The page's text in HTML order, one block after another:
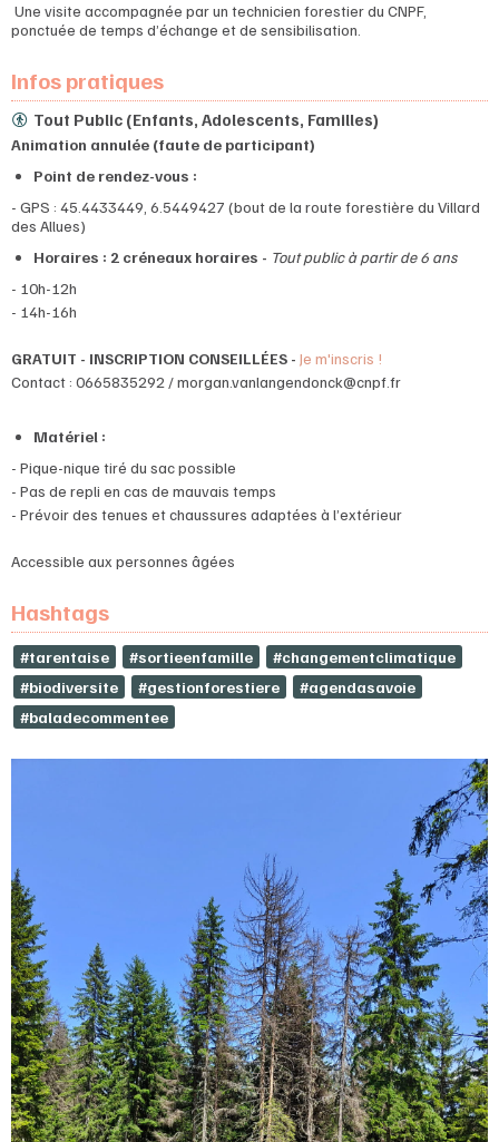
Une visite accompagnée par un technicien forestier du CNPF,
ponctuée de temps d’échange et de sensibilisation.
Infos pratiques
Tout Public (Enfants, Adolescents, Familles)
Animation annulée (faute de participant)
Point de rendez-vous :
- GPS : 45.4433449, 6.5449427 (bout de la route forestière du Villard
des Allues)
Horaires : 2 créneaux horaires - Tout public à partir de 6 ans
- 10h-12h
- 14h-16h
GRATUIT - INSCRIPTION CONSEILLÉES - Je m'inscris !
Contact : 0665835292 / morgan.vanlangendonck@cnpf.fr
Matériel :
- Pique-nique tiré du sac possible
- Pas de repli en cas de mauvais temps
- Prévoir des tenues et chaussures adaptées à l’extérieur
Accessible aux personnes âgées
Hashtags
#tarentaise #sortieenfamille
#changementclimatique
#biodiversite
#gestionforestiere
#agendasavoie
#baladecommentee